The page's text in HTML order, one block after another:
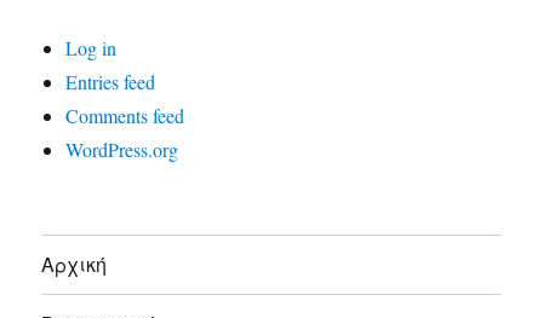
Log in
Entries feed
Comments feed
WordPress.org
Αρχική